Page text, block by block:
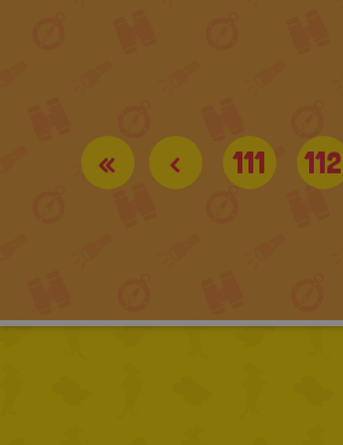
« < 111 112